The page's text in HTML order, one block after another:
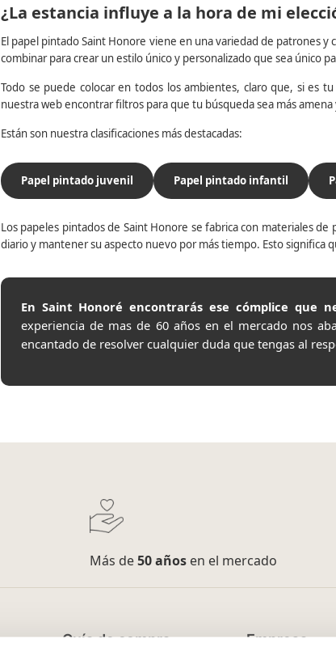
¿La estancia influye a la hora de mi
El papel pintado Saint Honore viene en una variedad de patrones
combinar para crear un estilo único y personalizado que sea único
Todo se puede colocar en todos los ambientes, claro que, si es
nuestra web encontrar filtros para que tu búsqueda sea más
Están son nuestra clasificaciones más destacadas:
Papel pintado juvenil Papel pintado infantil
Los papeles pintados de Saint Honore se fabrica con materiales
diario y mantener su aspecto nuevo por más tiempo. Esto
En Saint Honoré encontrarás ese cómplice que
experiencia de mas de 60 años en el mercado nos
encantado de resolver cualquier duda que tengas al
Más de50 añosen el mercado
Guía de compra Empresa